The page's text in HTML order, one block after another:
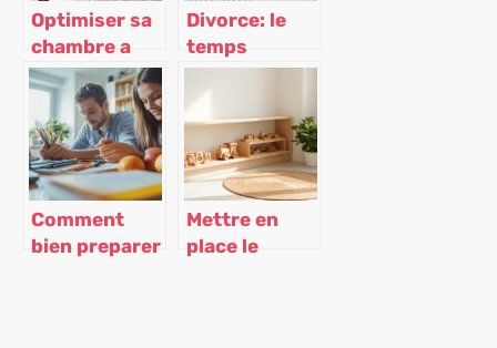
Optimiser sa
chambre a
coucher pour
mieux dormir
Divorce: le
temps
nécessaire
pour se
reconstruire
Comment
bien preparer
Mettre en
place le